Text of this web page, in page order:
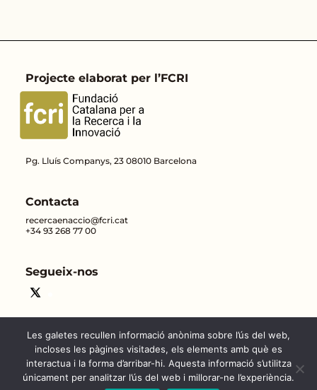
Projecte elaborat per l’FCRI
Pg. Lluís Companys, 23 08010 Barcelona
Contacta
recercaenaccio@fcri.cat
+34 93 268 77 00
Segueix-nos
Les galetes recullen informació anònima sobre l’ús del web,
incloses les pàgines visitades, els elements amb què es
interactua i la forma d’arribar-hi. Aquesta informació s’utilitza
únicament per analitzar l’ús del web i millorar-ne l’experiència.